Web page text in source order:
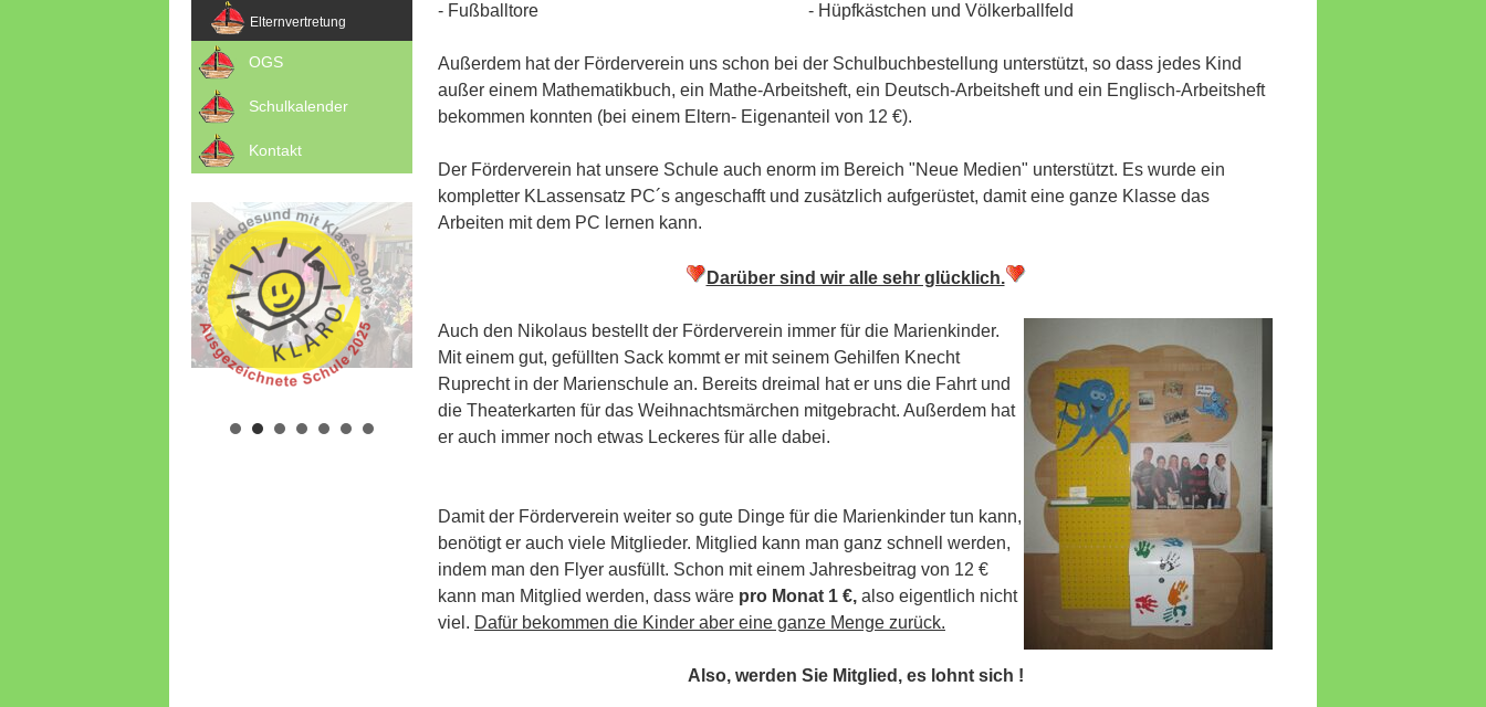
Elternvertretung
OGS
Schulkalender
Kontakt
- Fußballtore - Hüpfkästchen und Völkerballfeld
Außerdem hat der Förderverein uns schon bei der Schulbuchbestellung unterstützt, so dass jedes Kind
außer einem Mathematikbuch, ein Mathe-Arbeitsheft, ein Deutsch-Arbeitsheft und ein Englisch-Arbeitsheft
bekommen konnten (bei einem Eltern- Eigenanteil von 12 €).
Der Förderverein hat unsere Schule auch enorm im Bereich "Neue Medien" unterstützt. Es wurde ein
kompletter KLassensatz PC´s angeschafft und zusätzlich aufgerüstet, damit eine ganze Klasse das
Arbeiten mit dem PC lernen kann.
Darüber sind wir alle sehr glücklich.
Auch den Nikolaus bestellt der Förderverein immer für die Marienkinder.
Mit einem gut, gefüllten Sack kommt er mit seinem Gehilfen Knecht
Ruprecht in der Marienschule an. Bereits dreimal hat er uns die Fahrt und
die Theaterkarten für das Weihnachtsmärchen mitgebracht. Außerdem hat
er auch immer noch etwas Leckeres für alle dabei.
Damit der Förderverein weiter so gute Dinge für die Marienkinder tun kann,
benötigt er auch viele Mitglieder. Mitglied kann man ganz schnell werden,
indem man den Flyer ausfüllt. Schon mit einem Jahresbeitrag von 12 €
kann man Mitglied werden, dass wäre pro Monat 1 €, also eigentlich nicht
viel. Dafür bekommen die Kinder aber eine ganze Menge zurück.
Also, werden Sie Mitglied, es lohnt sich !